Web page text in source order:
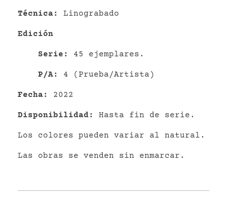
Técnica: Linograbado
Edición
Serie: 45 ejemplares.
P/A: 4 (Prueba/Artista)
Fecha: 2022
Disponibilidad: Hasta fin de serie.
Los colores pueden variar al natural.
Las obras se venden sin enmarcar.